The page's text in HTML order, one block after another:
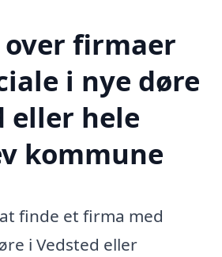
firmaer
i nye døre
eller hele
kommune
finde et firma med
i Vedsted eller